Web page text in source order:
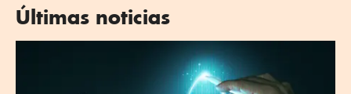
Últimas noticias